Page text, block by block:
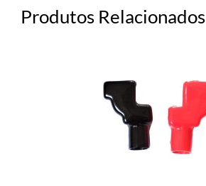
Produtos Relacionados